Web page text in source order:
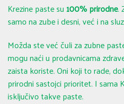
Krezine paste su 100% prirodne.
samo na zube i desni, već i na
Možda ste već čuli za zubne
mogu naći u prodavnicama
zaista koriste. Oni koji to rade,
prirodni sastojci prioritet. I sama
isključivo takve paste.